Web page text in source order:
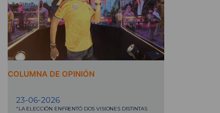
COLUMNA DE OPINIÓN
23-06-2026
"LA ELECCIÓN ENFRENTÓ DOS VISIONES DISTINTAS